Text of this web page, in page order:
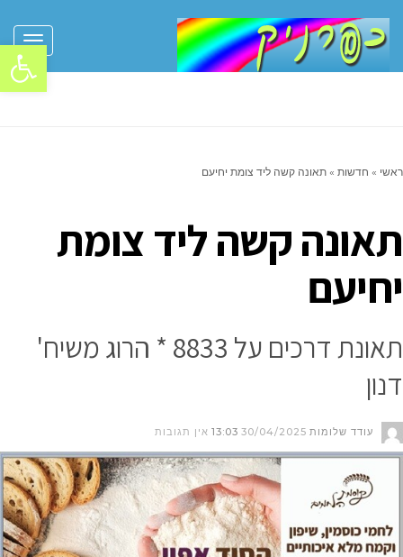
פתח
ראשי » חדשות » תאונה קשה ליד צומת יחיעם
תאונה קשה ליד צומת
יחיעם
תאונת דרכים על 8833 * הרוג משיח'
דנון
עודד שלומות 30/04/2025
13:03 אין תגובות